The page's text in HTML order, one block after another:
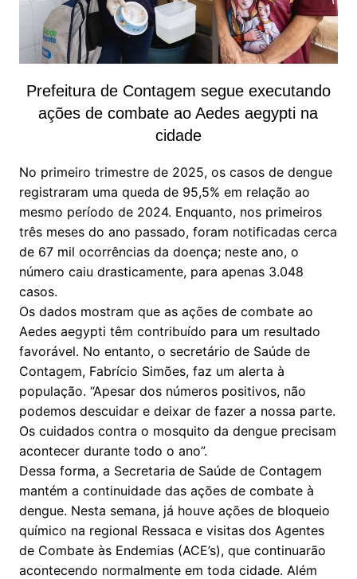
Prefeitura de Contagem segue executando
ações de combate ao Aedes aegypti na
cidade
No primeiro trimestre de 2025, os casos de dengue
registraram uma queda de 95,5% em relação ao
mesmo período de 2024. Enquanto, nos primeiros
três meses do ano passado, foram notificadas cerca
de 67 mil ocorrências da doença; neste ano, o
número caiu drasticamente, para apenas 3.048
casos.
Os dados mostram que as ações de combate ao
Aedes aegypti têm contribuído para um resultado
favorável. No entanto, o secretário de Saúde de
Contagem, Fabrício Simões, faz um alerta à
população. “Apesar dos números positivos, não
podemos descuidar e deixar de fazer a nossa parte.
Os cuidados contra o mosquito da dengue precisam
acontecer durante todo o ano”.
Dessa forma, a Secretaria de Saúde de Contagem
mantém a continuidade das ações de combate à
dengue. Nesta semana, já houve ações de bloqueio
químico na regional Ressaca e visitas dos Agentes
de Combate às Endemias (ACE’s), que continuarão
acontecendo normalmente em toda cidade. Além